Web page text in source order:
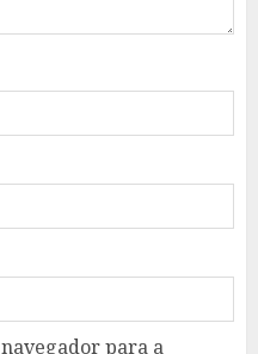
para a